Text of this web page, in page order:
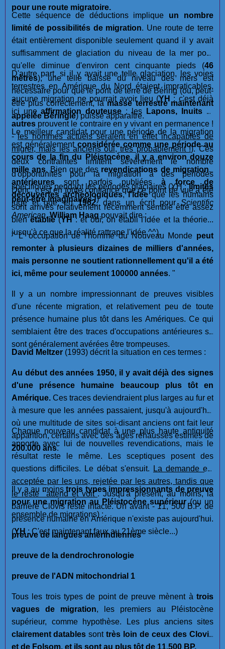
pour une route migratoire.
Cette séquence de déductions implique un nombre
limité de possibilités de migration. Une route de terre
était entièrement disponible seulement quand il y avait
suffisamment de glaciation du niveau de la mer pour
qu'elle diminue d'environ cent cinquante pieds (46
mètres), une telle baisse du niveau des mers est
nécessaire pour que le pont de terre de Béring (ou, peut-
être plus correctement, lamasse terrestre maintenant
appelée Béringie) puisse apparaître.
D'autre part, si il y avait une telle glaciation, les voies
terrestres en Amérique du Nord étaient impraticables,
aucune migration ne pourrait avoir lieu (YH : c'est déjà
ici une affirmation douteuse : les Lapons, Inuits et
autres prouvent le contraire en y vivant en permanence !
-les hommes actuels seraient en effet incapables de
migrer, mais les anciens oui, très probablement !). Ces
deux contraintes limitent sévèrement le nombre
d'opportunités pour la migration à des périodes
spécifiques pendant les périodes glaciaires (YH :limites
peut-être imaginaires !)
Le meilleur candidat pour une période de la migration
est généralement considérée comme une période au
cours de la fin du Pléistocène, il y a environ douze
mille ans. Bien que des revendications de migrations
antérieures sont parfois publiées à force de
découvertes archéologiques,l'idéeque les humains
sont arrivés relativement récemment semble être assez
bienétablie(YH: et oui, on établi l'idée et la théorie...
jusqu'à ce que la réalité rattrape l'idée ^^).
Donc, c'est en toute confiance que ce point de vue a été
jugé et que, en1962, dans un écrit pourScientific
American,William Haagpouvait dire :
" L' occupation de l'homme du Nouveau Monde peut
remonter à plusieurs dizaines de milliers d'années,
mais personne ne soutient rationnellement qu'il a été
ici, même pour seulement 100000 années. "
Il y a un nombre impressionnant de preuves visibles
d'une récente migration, et relativement peu de toute
présence humaine plus tôt dans les Amériques. Ce qui
semblaient être des traces d'occupations antérieures se
sont généralement avérées être trompeuses.
David Meltzer (1993) décrit la situation en ces termes :
Au début des années 1950, il y avait déjà des signes
d'une présence humaine beaucoup plus tôt en
Amérique. Ces traces deviendraient plus larges au fur et
à mesure que les années passaient, jusqu'à aujourd'hui
où une multitude de sites soi-disant anciens ont fait leur
apparition, certains avec des âges réhaussés estimés de
200.000 ans.
Chaque nouveau candidat à une plus haute antiquité
apporte avec lui de nouvelles revendications, mais le
résultat reste le même. Les sceptiques posent des
questions difficiles. Le débat s'ensuit. La demande est
acceptée par les uns, rejetée par les autres, tandis que
le reste "attend et voit". Jusqu'à présent, au moins, la
barrière Clovis reste intacte. Un avant - 11, 500 B.P. de
présence humaine en Amérique n'existe pas aujourd'hui.
(YH: C'est maintenant faux au 21ème siècle...)
Il y a au moins trois types impressionnants de preuve
pour une migration au Pléistocène supérieur(ou un
ensemble de migrations) :
preuve de langues amérindiennes
preuve de la dendrochronologie
preuve de l'ADN mitochondrial 1
Tous les trois types de point de preuve mènent à trois
vagues de migration, les premiers au Pléistocène
supérieur, comme hypothèse. Les plus anciens sites
clairement datables sont très loin de ceux des Clovis
et de Folsom, et ils sont au plus tôt de 11.500 BP.